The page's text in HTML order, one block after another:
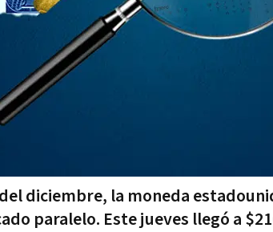
diciembre, la moneda
paralelo. Este jueves llegó a